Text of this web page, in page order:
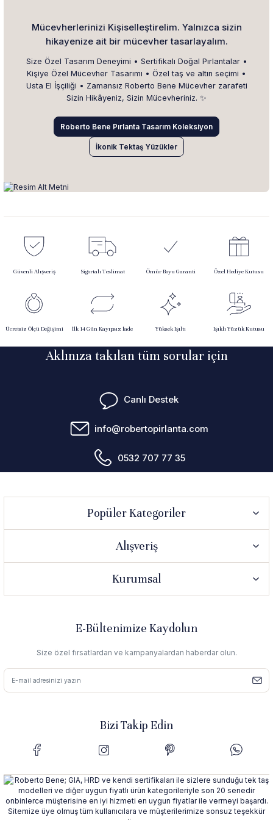
Mücevherlerinizi Kişiselleştirelim. Yalnızca sizin
hikayenize ait bir mücevher tasarlayalım.
Size Özel Tasarım Deneyimi • Sertifikalı Doğal Pırlantalar •
Kişiye Özel Mücevher Tasarımı • Özel taş ve altın seçimi •
Usta El İşçiliği • Zamansız Roberto Bene Mücevher zarafeti
Sizin Hikâyeniz, Sizin Mücevheriniz. ✨
Roberto Bene Pırlanta Tasarım Koleksiyon
İkonik Tektaş Yüzükler
Güvenli Alışveriş Sigortalı Teslimat Ömür Boyu Garanti Özel Hediye Kutusu
Ücretsiz Ölçü Değişimi İlk 14 Gün Kayıpsız İade Yüksek Işıltı Işıklı Yüzük Kutusu
Aklınıza takılan tüm sorular için
Canlı Destek
info@robertopirlanta.com
0532 707 77 35
Popüler Kategoriler
Alışveriş
Kurumsal
E-Bültenimize Kaydolun
Size özel fırsatlardan ve kampanyalardan haberdar olun.
Bizi Takip Edin